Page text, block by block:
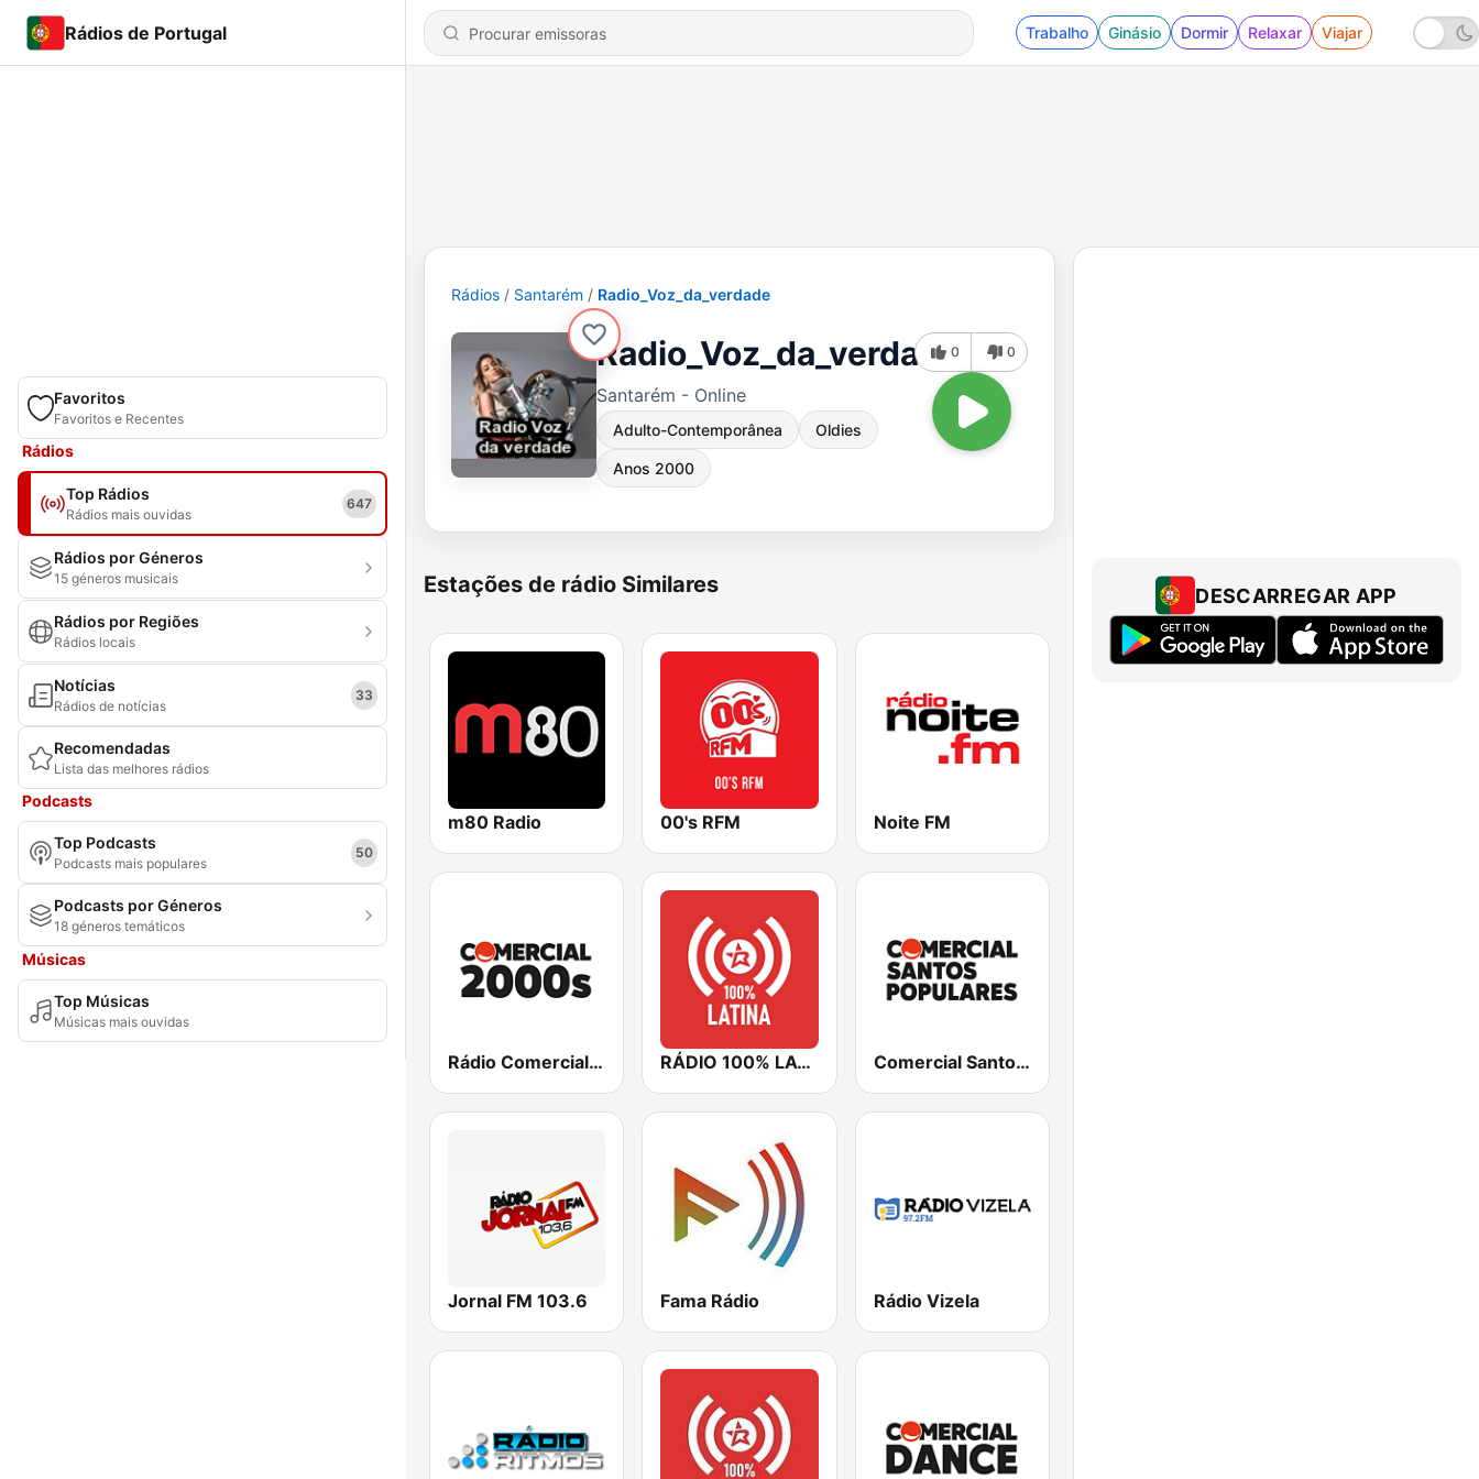
Rádios de Portugal Trabalho Ginásio Dormir Relaxar Viajar
Favoritos
Favoritos e Recentes
Rádios
Top Rádios
Rádios mais ouvidas
647
Rádios por Géneros
15 géneros musicais
Rádios por Regiões
Rádios locais
Notícias
Rádios de notícias
33
Recomendadas
Lista das melhores rádios
Podcasts
Top Podcasts
Podcasts mais populares
50
Podcasts por Géneros
18 géneros temáticos
Músicas
Top Músicas
Músicas mais ouvidas
Rádios Santarém Radio_Voz_da_verdade
Radio_Voz_da_verdade
Santarém - Online
Adulto-Contemporânea Oldies
Anos 2000
0 0
Estações de rádio Similares
m80 Radio 00's RFM Noite FM
Rádio Comercial 2000s RÁDIO 100% LATINA Comercial Santos Populares
Jornal FM 103.6 Fama Rádio Rádio Vizela
DESCARREGAR APP